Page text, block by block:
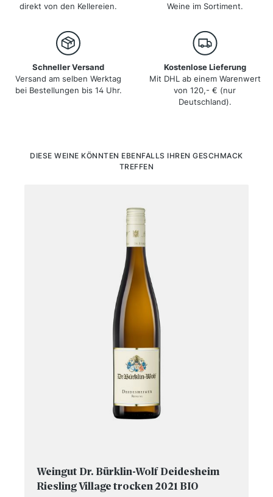
direkt von den Kellereien.
Weine im Sortiment.
Schneller Versand
Versand am selben Werktag
bei Bestellungen bis 14 Uhr.
Kostenlose Lieferung
Mit DHL ab einem Warenwert
von 120,- € (nur
Deutschland).
Produktgalerie überspringen
DIESE WEINE KÖNNTEN EBENFALLS IHREN GESCHMACK
TREFFEN
Weingut Dr. Bürklin-Wolf Deidesheim
Riesling Village trocken 2021 BIO